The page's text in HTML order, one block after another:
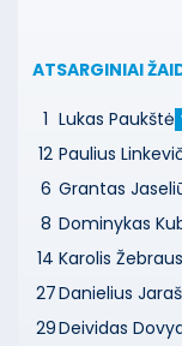
ATSARGINIAI
1 Lukas Paukštė
12 Paulius
6 Grantas
8 Dominykas
14 Karolis
27Danielius
29Deividas